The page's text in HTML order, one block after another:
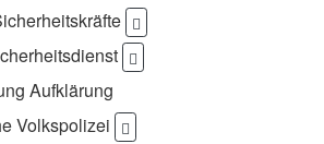
Aufklärung
Volkspolizei